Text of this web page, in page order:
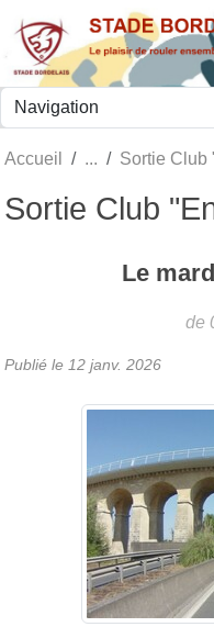
Accueil Sortie Club
Sortie Club
Le
de
Publié le 12 janv. 2026
Panneau de gestion des